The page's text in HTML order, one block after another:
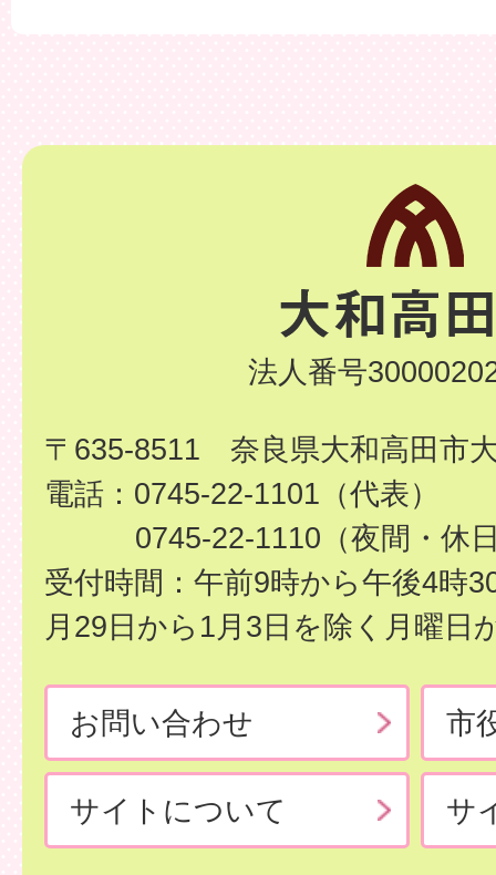
法人番号
〒635-8511 奈良県大和高田市
電話：0745-22-1101（代表）
0745-22-1110（夜間・休
受付時間：午前9時から午後4時
月29日から1月3日を除く月曜日
お問い合わせ 市
サイトについて サ